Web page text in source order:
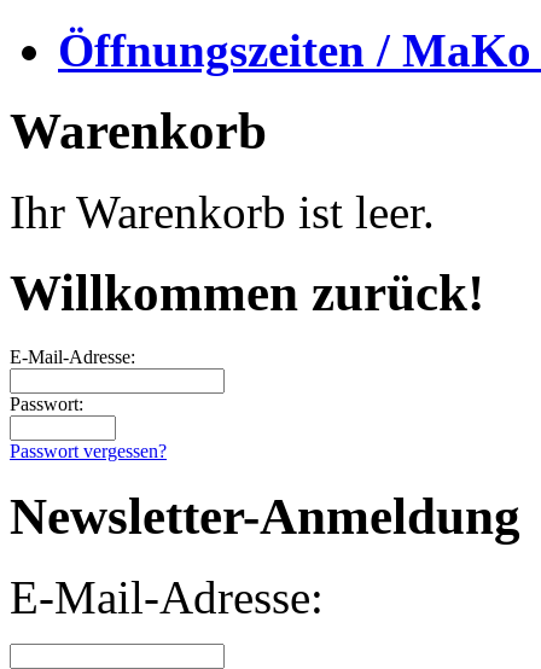
Öffnungszeiten /
Warenkorb
Ihr Warenkorb ist leer.
Willkommen zurück!
E-Mail-Adresse:
Passwort:
Passwort vergessen?
Newsletter-Anmeldung
E-Mail-Adresse: